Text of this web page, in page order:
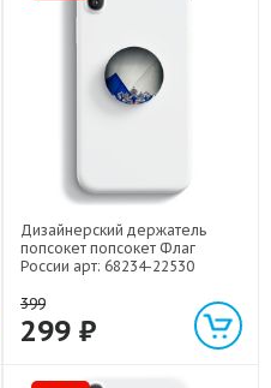
Дизайнерский держатель
попсокет попсокет Флаг
России арт: 68234-22530
399
299 ₽